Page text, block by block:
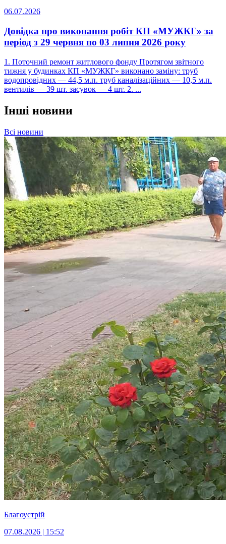
06.07.2026
Довідка про виконання робіт КП «МУЖКГ» за
період з 29 червня по 03 липня 2026 року
1. Поточний ремонт житлового фонду Протягом звітного
тижня у будинках КП «МУЖКГ» виконано заміну: труб
водопровідних — 44,5 м.п. труб каналізаційних — 10,5 м.п.
вентилів — 39 шт. засувок — 4 шт. 2. ...
Інші новини
Всі новини
Благоустрій
07.08.2026 | 15:52